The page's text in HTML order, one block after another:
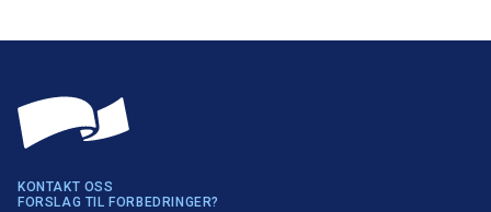
KONTAKT OSS
FORSLAG TIL FORBEDRINGER?